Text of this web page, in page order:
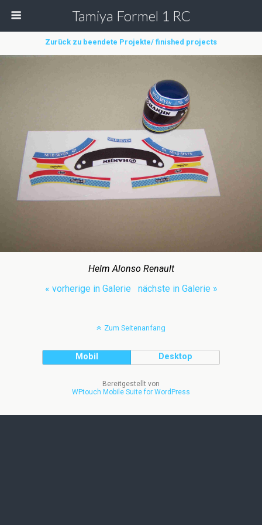
Tamiya Formel 1 RC
Zurück zu beendete Projekte/ finished projects
Helm Alonso Renault
« vorherige in Galerie
nächste in Galerie »
Zum Seitenanfang
Mobil Desktop
Bereitgestellt von
WPtouch Mobile Suite for WordPress